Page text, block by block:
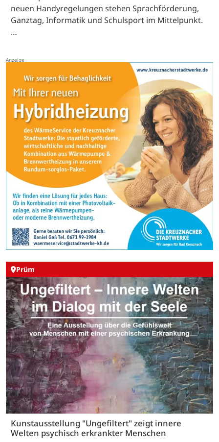
neuen Handyregelungen stehen Sprachförderung,
Ganztag, Informatik und Schulsport im Mittelpunkt.
…
Prüm
Kunstausstellung "Ungefiltert" zeigt innere
Welten psychisch erkrankter Menschen